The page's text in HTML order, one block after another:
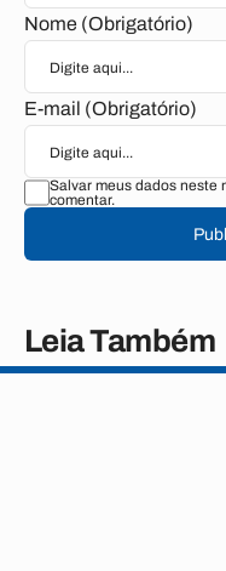
Nome (Obrigatório)
E-mail (Obrigatório)
Salvar meus dados neste
comentar.
Leia Também